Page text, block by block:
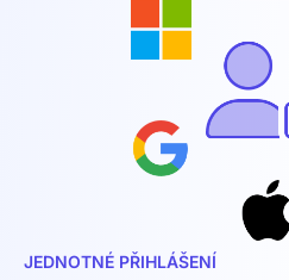
JEDNOTNÉ PŘIHLÁŠENÍ